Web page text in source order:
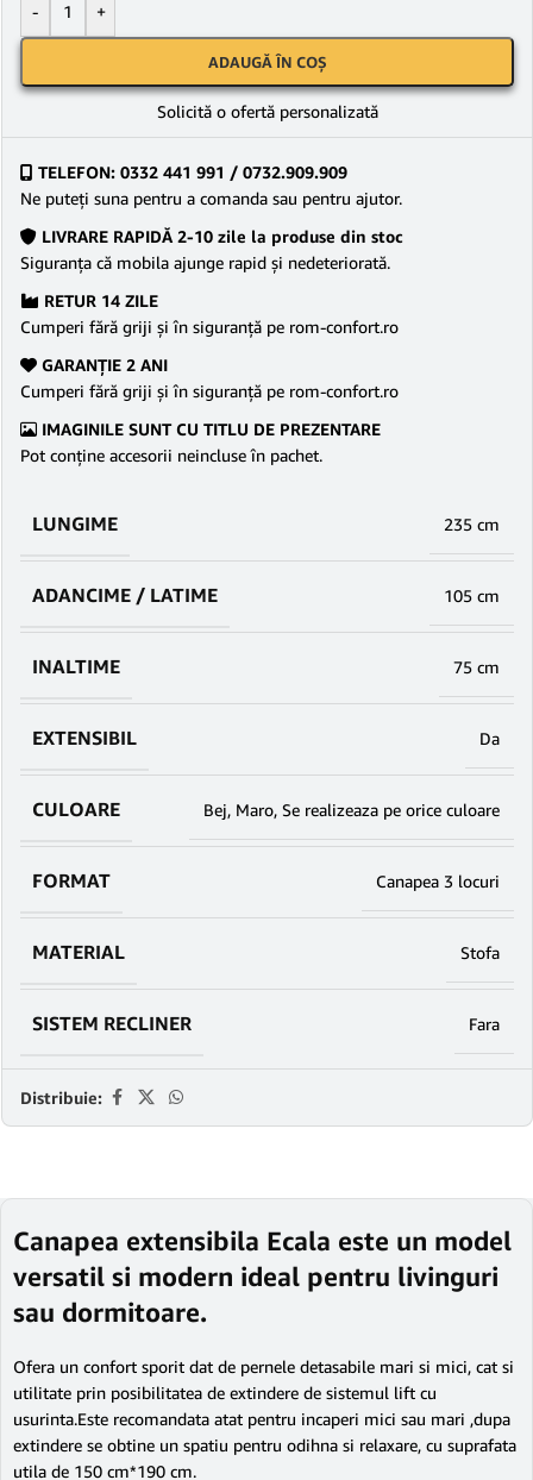
- +
ADAUGĂ ÎN COȘ
Solicită o ofertă personalizată
TELEFON: 0332 441 991 / 0732.909.909
Ne puteţi suna pentru a comanda sau pentru ajutor.
LIVRARE RAPIDĂ 2-10 zile la produse din stoc
Siguranţa că mobila ajunge rapid şi nedeteriorată.
RETUR 14 ZILE
Cumperi fără griji şi în siguranţă pe rom-confort.ro
GARANŢIE 2 ANI
Cumperi fără griji şi în siguranţă pe rom-confort.ro
IMAGINILE SUNT CU TITLU DE PREZENTARE
Pot conține accesorii neincluse în pachet.
LUNGIME 235 cm
ADANCIME / LATIME 105 cm
INALTIME 75 cm
EXTENSIBIL Da
CULOARE Bej, Maro, Se realizeaza pe orice culoare
FORMAT Canapea 3 locuri
MATERIAL Stofa
SISTEM RECLINER Fara
Distribuie:
Canapea extensibila Ecala este un model
versatil si modern ideal pentru livinguri
sau dormitoare.
Ofera un confort sporit dat de pernele detasabile mari si mici, cat si
utilitate prin posibilitatea de extindere de sistemul lift cu
usurinta.Este recomandata atat pentru incaperi mici sau mari ,dupa
extindere se obtine un spatiu pentru odihna si relaxare, cu suprafata
utila de 150 cm*190 cm.